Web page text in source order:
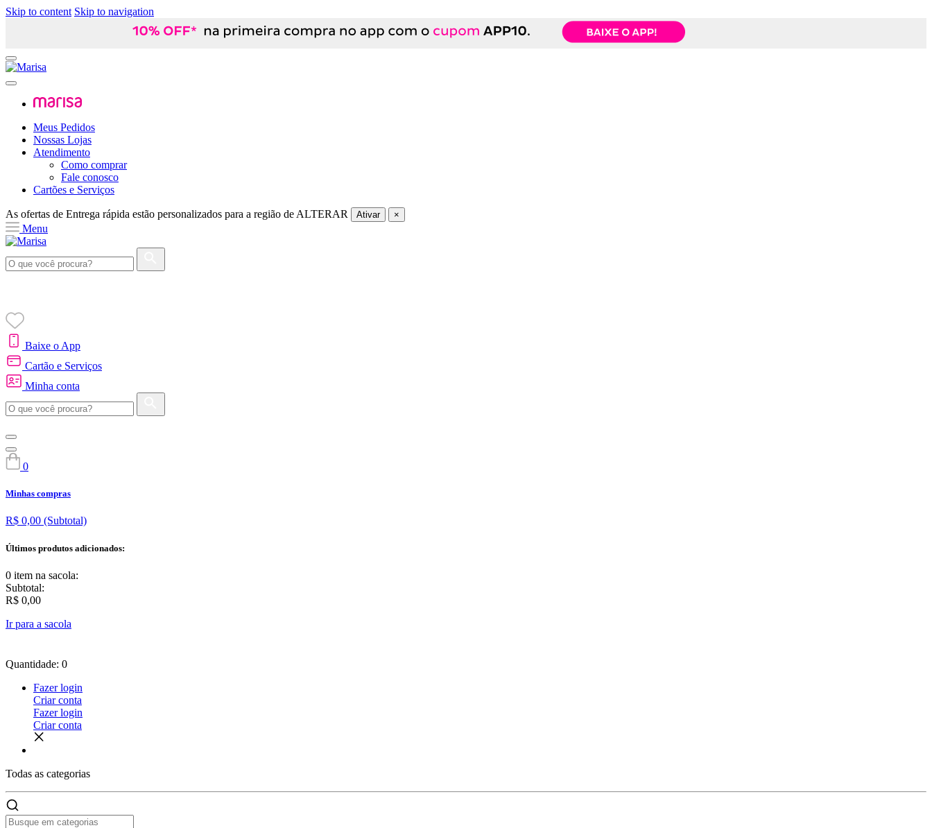
Skip to content Skip to navigation
Meus Pedidos
Nossas Lojas
Atendimento
Como comprar
Fale conosco
Cartões e Serviços
As ofertas de Entrega rápida estão personalizados para a região de ALTERAR Ativar ×
Menu
Baixe o App
Cartão e Serviços
Minha conta
0
Minhas compras
R$ 0,00 (Subtotal)
Últimos produtos adicionados:
0 item na sacola:
Subtotal:
R$ 0,00
Ir para a sacola
Quantidade: 0
Fazer login
Criar conta
Fazer login
Criar conta
Todas as categorias